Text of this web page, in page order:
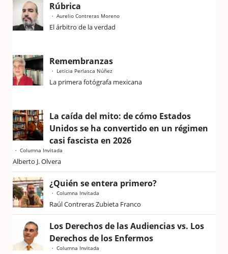
Rúbrica
Aurelio Contreras Moreno
El árbitro de la verdad
Remembranzas
Leticia Perlasca Núñez
La primera fotógrafa mexicana
La caída del mito: de cómo Estados
Unidos se ha convertido en un régimen
casi fascista en 2026
Columna Invitada
Alberto J. Olvera
¿Quién se entera primero?
Columna Invitada
Raúl Contreras Zubieta Franco
Los Derechos de las Audiencias vs. Los
Derechos de los Enfermos
Columna Invitada